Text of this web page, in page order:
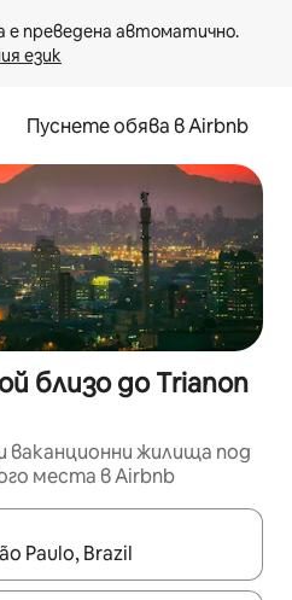
език
Пуснете обява в Airbnb
близо до Trianon
ваканционни жилища под
места в Airbnb
използвайте